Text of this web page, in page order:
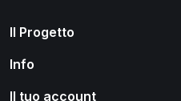
Il Progetto
Info
Il tuo account